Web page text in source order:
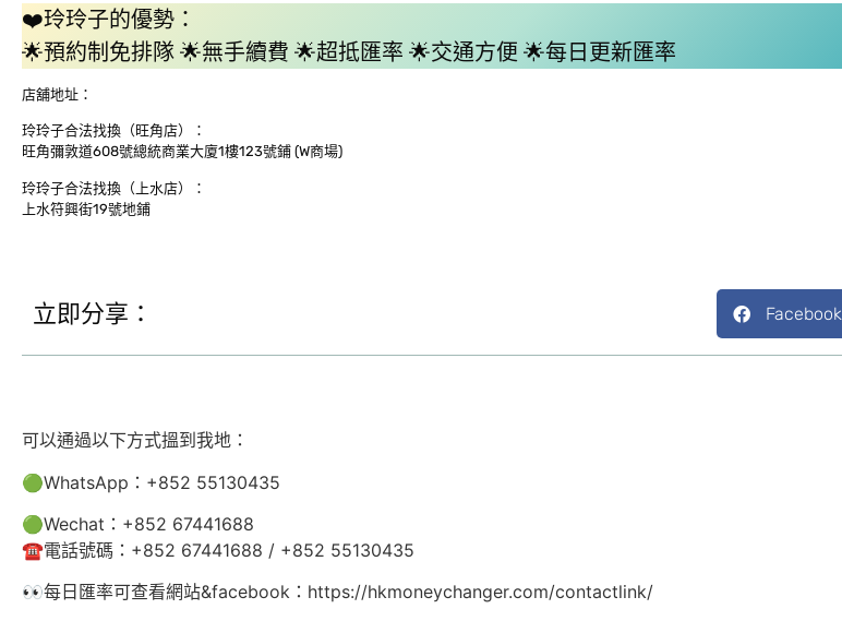
❤️玲玲子的優勢：
🌟預約制免排隊 🌟無手續費 🌟超抵匯率 🌟交通方便 🌟每日更新匯率
店舖地址：
玲玲子合法找換（旺角店）：
旺角彌敦道608號總統商業大廈1樓123號鋪 (W商場)
玲玲子合法找換（上水店）：
上水符興街19號地鋪
立即分享： Facebook
可以通過以下方式搵到我地：
🟢WhatsApp：+852 55130435
🟢Wechat：+852 67441688
☎️電話號碼：+852 67441688 / +852 55130435
👀每日匯率可查看網站&facebook：https://hkmoneychanger.com/contactlink/